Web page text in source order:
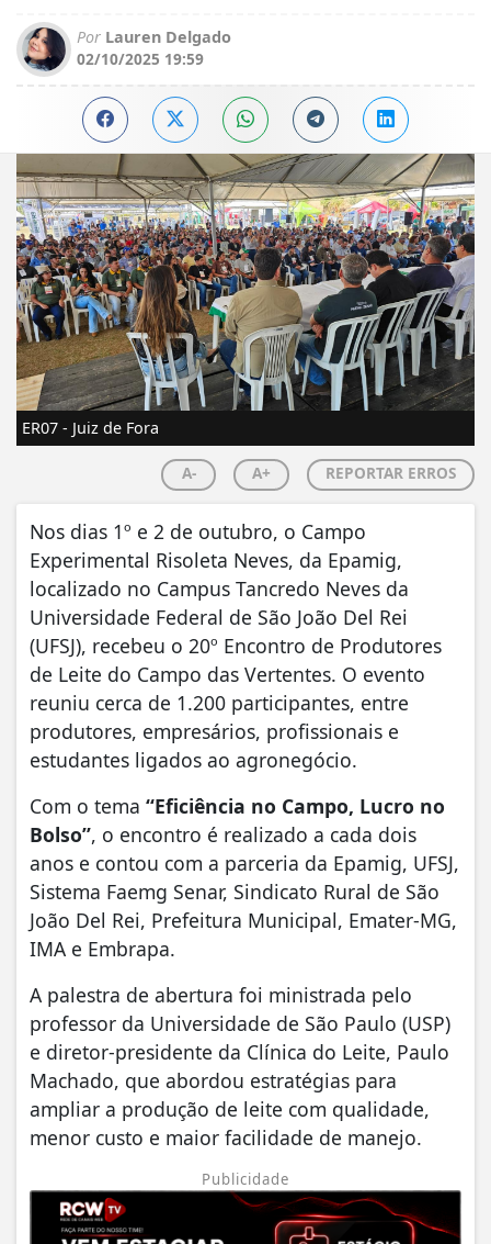
Por Lauren Delgado
02/10/2025 19:59
ER07 - Juiz de Fora
A- A+ REPORTAR ERROS
Nos dias 1º e 2 de outubro, o Campo
Experimental Risoleta Neves, da Epamig,
localizado no Campus Tancredo Neves da
Universidade Federal de São João Del Rei
(UFSJ), recebeu o 20º Encontro de Produtores
de Leite do Campo das Vertentes. O evento
reuniu cerca de 1.200 participantes, entre
produtores, empresários, profissionais e
estudantes ligados ao agronegócio.
Com o tema “Eficiência no Campo, Lucro no
Bolso”, o encontro é realizado a cada dois
anos e contou com a parceria da Epamig, UFSJ,
Sistema Faemg Senar, Sindicato Rural de São
João Del Rei, Prefeitura Municipal, Emater-MG,
IMA e Embrapa.
A palestra de abertura foi ministrada pelo
professor da Universidade de São Paulo (USP)
e diretor-presidente da Clínica do Leite, Paulo
Machado, que abordou estratégias para
ampliar a produção de leite com qualidade,
menor custo e maior facilidade de manejo.
Publicidade